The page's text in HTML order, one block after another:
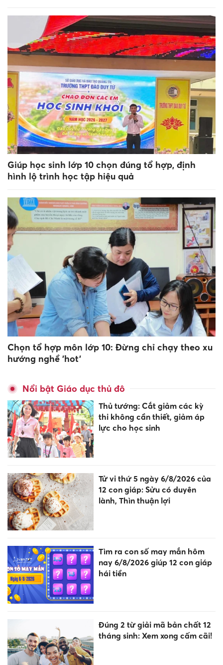
Giúp học sinh lớp 10 chọn đúng tổ hợp, định
hình lộ trình học tập hiệu quả
Chọn tổ hợp môn lớp 10: Đừng chỉ chạy theo xu
hướng nghề 'hot'
Nổi bật Giáo dục thủ đô
Thủ tướng: Cắt giảm các kỳ
thi không cần thiết, giảm áp
lực cho học sinh
Tử vi thứ 5 ngày 6/8/2026 của
12 con giáp: Sửu có duyên
lành, Thìn thuận lợi
Tìm ra con số may mắn hôm
nay 6/8/2026 giúp 12 con giáp
hái tiền
Đúng 2 từ giải mã bản chất 12
tháng sinh: Xem xong cấm cãi!